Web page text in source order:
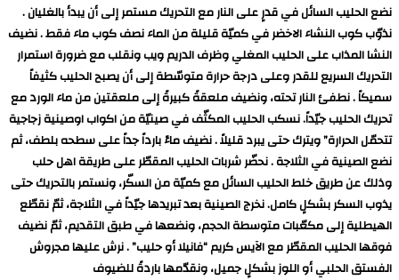
نضع الحليب السائل في قدرٍ على النار مع التحريك مستمر إلى أن يبدأ بالغليان .
نذوّب كوب النشاء الاخضر في كميّة قليلة من الماء نصف كوب ماء فقط . نضيف
النشا المذاب على الحليب المغلي وظرف الدريم ويب ونقلب مع ضرورة استمرار
التحريك السريع للقدر وعلى درجة حرارة متوسّطة إلى أن يصبح الحليب كثيفاً
سميكاً . نطفئ النار تحته، ونضيف ملعقةً كبيرةً إلى ملعقتين من ماء الورد مع
تحريك الحليب جيّداً. نسكب الحليب المكثّف في صينيّة من اكواب اوصينية زجاجية
تتحمّل الحرارة” ويترك حتى يبرد قليلاً . نضيف ماءً بارداً جداً على سطحه بلطف، ثم
نضع الصينية في الثلاجة . نحضّر شربات الحليب المقطّر على طريقة اهل حلب
وذلك عن طريق خلط الحليب السائل مع كميّة من السكّر، ونستمر بالتحريك حتى
يذوب السكر بشكلٍ كامل. نخرج الصينية بعد تبريدها جيّداً في الثلاجة، ثمّ نقطّع
الهيطلية إلى مكعّبات متوسطة الحجم، ونضعها في طبق التقديم، ثمّ نضيف
فوقها الحليب المقطّر مع الآيس كريم “فانيلا أو حليب” . نرش عليها مجروش
الفستق الحلبي أو اللوز بشكلٍ جميل، ونقدّمها باردةً للضيوف